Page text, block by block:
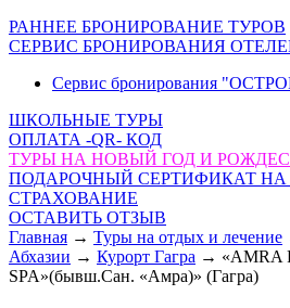
РАННЕЕ БРОНИРОВАНИЕ ТУРОВ
СЕРВИС БРОНИРОВАНИЯ
Сервис бронирования
ШКОЛЬНЫЕ ТУРЫ
ОПЛАТА -QR- КОД
ТУРЫ НА НОВЫЙ ГОД И
ПОДАРОЧНЫЙ СЕРТИФИКАТ
СТРАХОВАНИЕ
ОСТАВИТЬ ОТЗЫВ
Главная → Туры на отдых и лечение
Абхазии → Курорт Гагра → «AMRA
SPA»(бывш.Сан. «Амра)» (Гагра)